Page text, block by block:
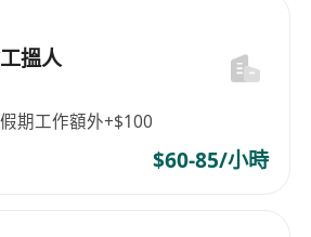
搵人
期工作額外+$100
$60-85/小時